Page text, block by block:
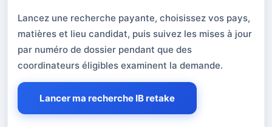
Besoin d'une école d'accueil pour une
Lancez une recherche payante, choisissez vos pays,
matières et lieu candidat, puis suivez les mises à jour
par numéro de dossier pendant que des
coordinateurs éligibles examinent la demande.
Lancer ma recherche IB retake